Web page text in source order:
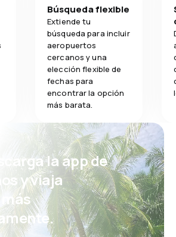
1.0
1.0
1.0
Comodidad
Comidas
Búsqueda flexible
Extiende tu
búsqueda para incluir
aeropuertos
cercanos y una
elección flexible de
fechas para
encontrar la opción
más barata.
la app de
y viaja
más